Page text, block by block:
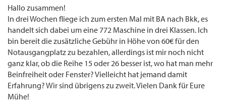
Hallo zusammen!
In drei Wochen fliege ich zum ersten Mal mit BA nach Bkk, es
handelt sich dabei um eine 772 Maschine in drei Klassen. Ich
bin bereit die zusätzliche Gebühr in Höhe von 60€ für den
Notausgangplatz zu bezahlen, allerdings ist mir noch nicht
ganz klar, ob die Reihe 15 oder 26 besser ist, wo hat man mehr
Beinfreiheit oder Fenster? Vielleicht hat jemand damit
Erfahrung? Wir sind übrigens zu zweit. Vielen Dank für Eure
Mühe!